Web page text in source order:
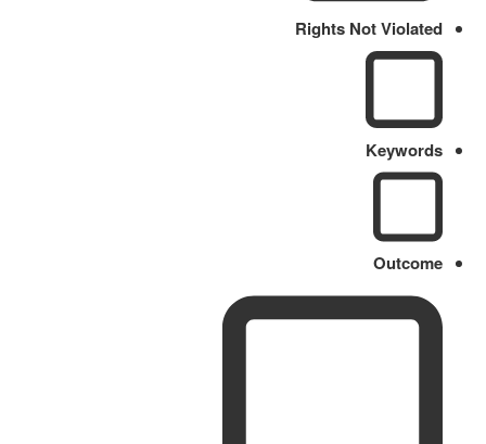
Rights Not Violated
Keywords
Outcome